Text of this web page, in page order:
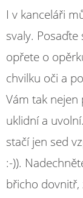
I v kanceláři
svaly.
opřete o
chvilku oči a
Vám tak nejen
uklidní a
stačí jen sed
:-)).
břicho dovnitř,